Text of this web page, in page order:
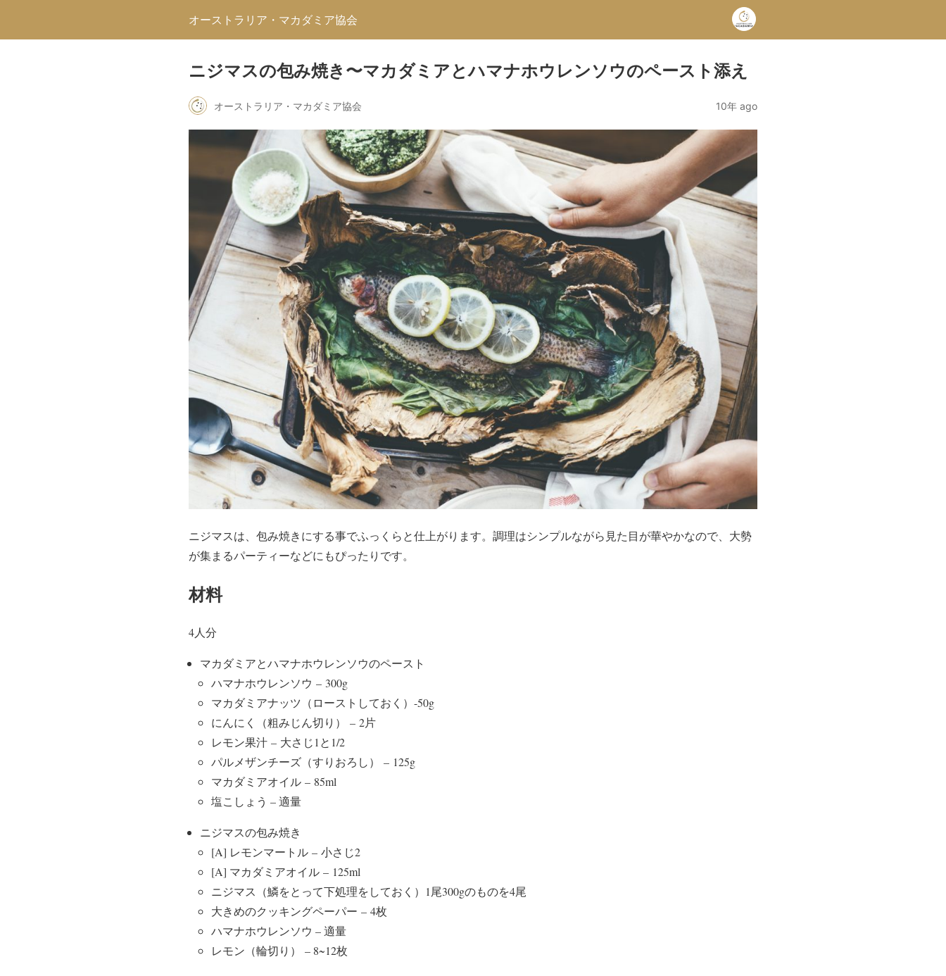
オーストラリア・マカダミア協会
ニジマスの包み焼き〜マカダミアとハマナホウレンソウのペースト添え
オーストラリア・マカダミア協会 10年 ago
ニジマスは、包み焼きにする事でふっくらと仕上がります。調理はシンプルながら見た目が華やかなので、大勢
が集まるパーティーなどにもぴったりです。
材料
4人分
マカダミアとハマナホウレンソウのペースト
ハマナホウレンソウ – 300g
マカダミアナッツ（ローストしておく）-50g
にんにく（粗みじん切り） – 2片
レモン果汁 – 大さじ1と1/2
パルメザンチーズ（すりおろし） – 125g
マカダミアオイル – 85ml
塩こしょう – 適量
ニジマスの包み焼き
[A] レモンマートル – 小さじ2
[A] マカダミアオイル – 125ml
ニジマス（鱗をとって下処理をしておく）1尾300gのものを4尾
大きめのクッキングペーパー – 4枚
ハマナホウレンソウ – 適量
レモン（輪切り） – 8~12枚